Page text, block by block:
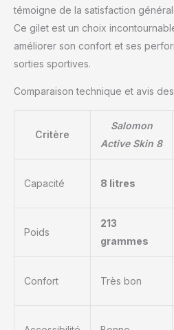
témoigne de la satisfaction
Ce gilet est un choix
améliorer son confort et ses
sorties sportives.
Comparaison technique et avis
Critère
Salomon
Active Skin 8
Capacité 8 litres
Poids
213
grammes
Confort Très bon